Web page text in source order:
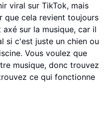
viral sur TikTok, mais
que cela revient toujours
sur la musique, car il
si c'est juste un chien ou
Vous voulez que
musique, donc trouvez
ce qui fonctionne